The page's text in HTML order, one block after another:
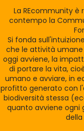
La REcommunity
contempo la
Si fonda
che le attività
oggi avviene, la
di portare la vita,
umano e avviare, in
profitto generato con
biodiversità stessa
quanto avviene ogni
della